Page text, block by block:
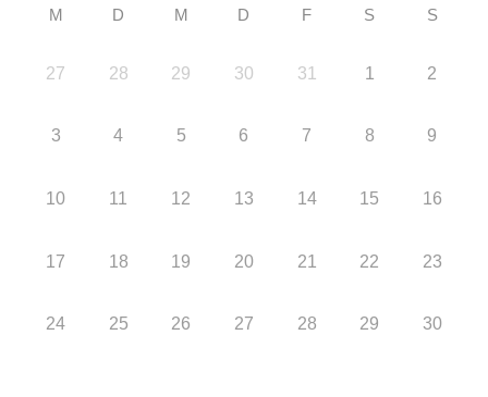
M D M D F S S
27 28 29 30 31 1 2
3 4 5 6 7 8 9
10 11 12 13 14 15 16
17 18 19 20 21 22 23
24 25 26 27 28 29 30